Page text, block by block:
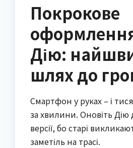
Покрокове
Дію:
шлях до
Смартфон у руках – і
за хвилини. Оновіть Дію
версії, бо старі
заметіль на трасі.